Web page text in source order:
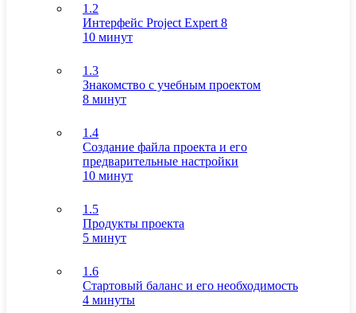
1.2
Интерфейс Project Expert 8
10 минут
1.3
Знакомство с учебным проектом
8 минут
1.4
Создание файла проекта и его
предварительные настройки
10 минут
1.5
Продукты проекта
5 минут
1.6
Стартовый баланс и его необходимость
4 минуты